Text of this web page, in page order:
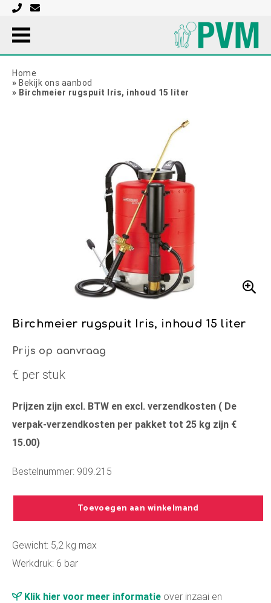
Home
» Bekijk ons aanbod
» Birchmeier rugspuit Iris, inhoud 15 liter
Birchmeier rugspuit Iris, inhoud 15 liter
Prijs op aanvraag
€ per stuk
Prijzen zijn excl. BTW en excl. verzendkosten ( De
verpak-verzendkosten per pakket tot 25 kg zijn €
15.00)
Bestelnummer: 909.215
Toevoegen aan winkelmand
Gewicht: 5,2 kg max
Werkdruk: 6 bar
Klik hier voor meer informatie over inzaai en